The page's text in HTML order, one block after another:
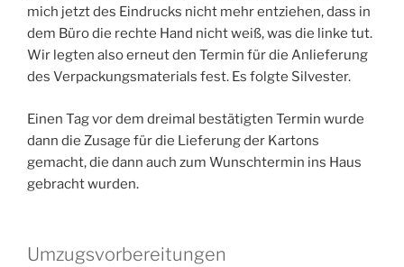
mich jetzt des Eindrucks nicht mehr entziehen, dass in
dem Büro die rechte Hand nicht weiß, was die linke tut.
Wir legten also erneut den Termin für die Anlieferung
des Verpackungsmaterials fest. Es folgte Silvester.
Einen Tag vor dem dreimal bestätigten Termin wurde
dann die Zusage für die Lieferung der Kartons
gemacht, die dann auch zum Wunschtermin ins Haus
gebracht wurden.
Umzugsvorbereitungen